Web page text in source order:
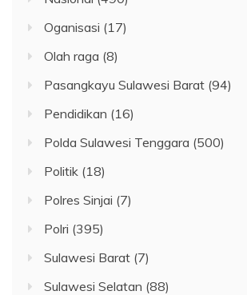
Oganisasi (17)
Olah raga (8)
Pasangkayu Sulawesi Barat (94)
Pendidikan (16)
Polda Sulawesi Tenggara (500)
Politik (18)
Polres Sinjai (7)
Polri (395)
Sulawesi Barat (7)
Sulawesi Selatan (88)